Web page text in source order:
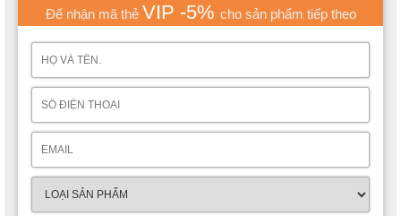
Để nhận mã thẻ VIP -5% cho sản phẩm tiếp theo